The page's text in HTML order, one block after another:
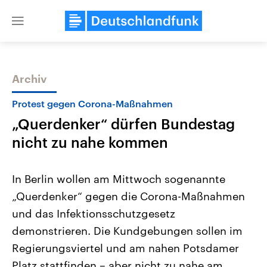
Close
Themen
Landtagswahl Sachsen-Anhalt
2026
Alle Informationen
Sachsen-Anhalt wählt am 6.
September 2026 einen neuen
Landtag. Seit 2021 wird das
Bundesland von einer Koalition aus
Aktuelle Beiträge,
Hintergründe
Wirtschaftlich und
gehören die Vereinigten
den mächtigsten Ländern
mit großem Einfluss auf
Archiv
Protest gegen Corona-Maßnahmen
„Querdenker“ dürfen Bundestag
nicht zu nahe kommen
In Berlin wollen am Mittwoch sogenannte
„Querdenker“ gegen die Corona-Maßnahmen
und das Infektionsschutzgesetz
demonstrieren. Die Kundgebungen sollen im
Regierungsviertel und am nahen Potsdamer